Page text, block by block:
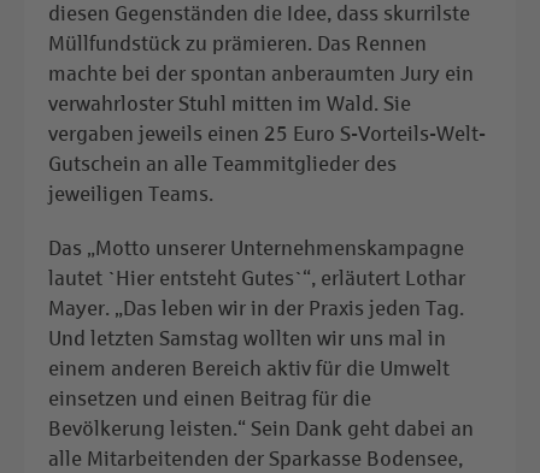
diesen Gegenständen die Idee, dass skurrilste
Müllfundstück zu prämieren. Das Rennen
machte bei der spontan anberaumten Jury ein
verwahrloster Stuhl mitten im Wald. Sie
vergaben jeweils einen 25 Euro S-Vorteils-Welt-
Gutschein an alle Teammitglieder des
jeweiligen Teams.
Das „Motto unserer Unternehmenskampagne
lautet `Hier entsteht Gutes`“, erläutert Lothar
Mayer. „Das leben wir in der Praxis jeden Tag.
Und letzten Samstag wollten wir uns mal in
einem anderen Bereich aktiv für die Umwelt
einsetzen und einen Beitrag für die
Bevölkerung leisten.“ Sein Dank geht dabei an
alle Mitarbeitenden der Sparkasse Bodensee,